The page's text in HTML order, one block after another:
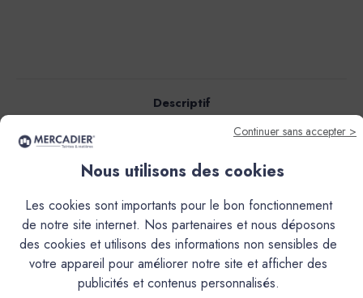
Descriptif
Documentation Technique
Couleurs & Échantillons
Le Mateco est une peinture de décoration en phase
Continuer sans accepter >
Nous utilisons des cookies
Les cookies sont importants pour le bon fonctionnement
de notre site internet. Nos partenaires et nous déposons
des cookies et utilisons des informations non sensibles de
votre appareil pour améliorer notre site et afficher des
publicités et contenus personnalisés.